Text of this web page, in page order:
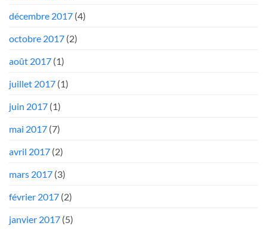
décembre 2017 (4)
octobre 2017 (2)
août 2017 (1)
juillet 2017 (1)
juin 2017 (1)
mai 2017 (7)
avril 2017 (2)
mars 2017 (3)
février 2017 (2)
janvier 2017 (5)